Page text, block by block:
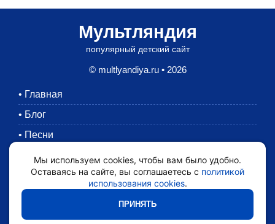
Мультляндия
популярный детский сайт
© multlyandiya.ru • 2026
• Главная
• Блог
• Песни
Раскраски
Картинки
•
•
Мы используем cookies, чтобы вам было удобно.
Оставаясь на сайте, вы соглашаетесь с политикой
использования cookies.
ПРИНЯТЬ